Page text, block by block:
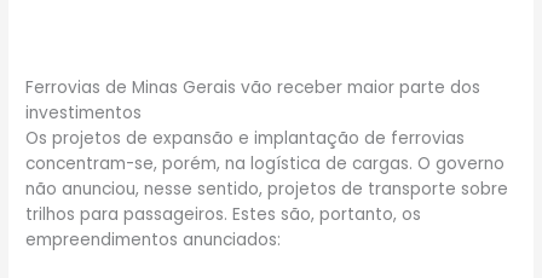
Ferrovias de Minas Gerais vão receber maior parte dos
investimentos
Os projetos de expansão e implantação de ferrovias
concentram-se, porém, na logística de cargas. O governo
não anunciou, nesse sentido, projetos de transporte sobre
trilhos para passageiros. Estes são, portanto, os
empreendimentos anunciados: